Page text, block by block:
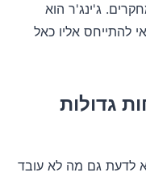
ג'ינג'ר הוא
להתייחס אליו כאל
גדולות
לדעת גם מה לא עובד